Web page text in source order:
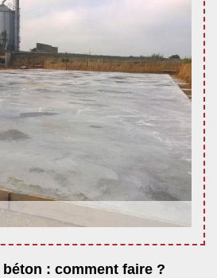
: comment faire ?